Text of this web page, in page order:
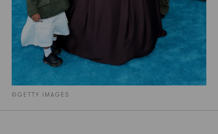
©GETTY IMAGES